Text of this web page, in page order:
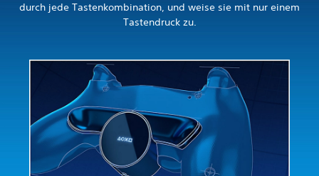
durch jede Tastenkombination, und weise sie mit nur einem
Tastendruck zu.